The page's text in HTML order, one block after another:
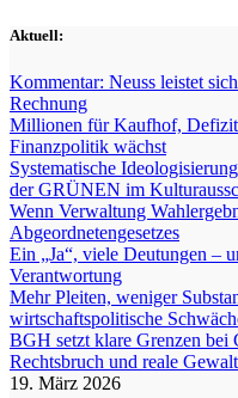
Zum
springen
Aktuell:
Kommentar: Neuss leistet
Rechnung
Millionen für Kaufhof,
Finanzpolitik wächst
Systematische
der GRÜNEN im
Wenn Verwaltung
Abgeordnetengesetzes
Ein „Ja“, viele Deutungen –
Verantwortung
Mehr Pleiten, weniger
wirtschaftspolitische
BGH setzt klare Grenzen bei
Rechtsbruch und reale
19. März 2026